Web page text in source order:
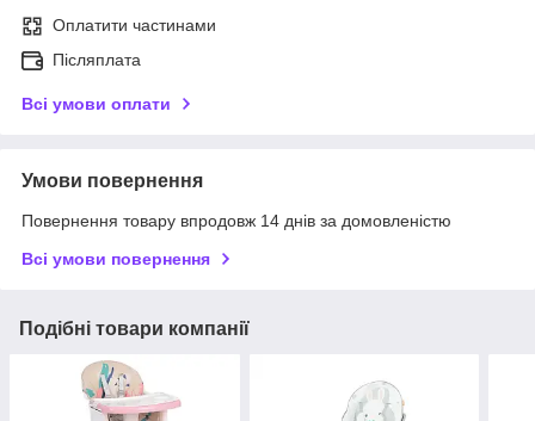
Оплатити частинами
Післяплата
Всі умови оплати
Умови повернення
Повернення товару впродовж 14 днів за домовленістю
Всі умови повернення
Подібні товари компанії